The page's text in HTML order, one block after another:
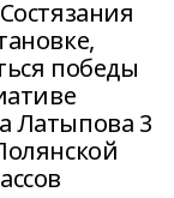
победы
Латыпова 3